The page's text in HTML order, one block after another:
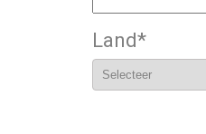
Land*